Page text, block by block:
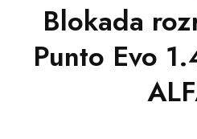
Blokada
Punto Evo